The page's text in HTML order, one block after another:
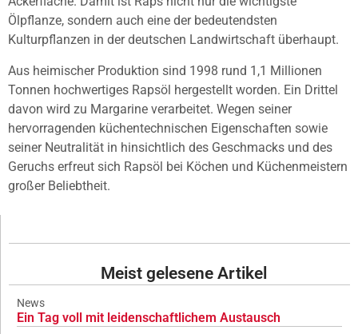
Ölpflanze, sondern auch eine der bedeutendsten
Kulturpflanzen in der deutschen Landwirtschaft überhaupt.
Aus heimischer Produktion sind 1998 rund 1,1 Millionen
Tonnen hochwertiges Rapsöl hergestellt worden. Ein Drittel
davon wird zu Margarine verarbeitet. Wegen seiner
hervorragenden küchentechnischen Eigenschaften sowie
seiner Neutralität in hinsichtlich des Geschmacks und des
Geruchs erfreut sich Rapsöl bei Köchen und Küchenmeistern
großer Beliebtheit.
Meist gelesene Artikel
News
Ein Tag voll mit leidenschaftlichem Austausch